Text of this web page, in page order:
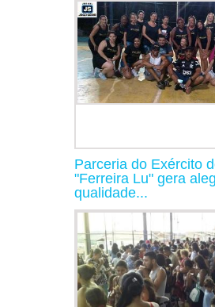
Parceria do Exército
"Ferreira Lu" gera
qualidade...